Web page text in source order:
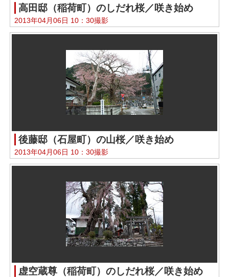
高田邸（稲荷町）のしだれ桜／咲き始め
2013年04月06日 10：30撮影
後藤邸（石屋町）の山桜／咲き始め
2013年04月06日 10：30撮影
虚空蔵尊（稲荷町）のしだれ桜／咲き始め